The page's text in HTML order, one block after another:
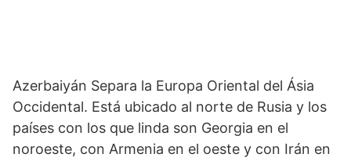
Azerbaiyán Separa la Europa Oriental del Ásia
Occidental. Está ubicado al norte de Rusia y los
países con los que linda son Georgia en el
noroeste, con Armenia en el oeste y con Irán en